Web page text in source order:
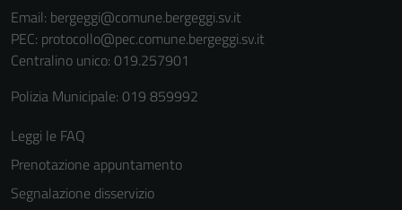
Email: bergeggi@comune.bergeggi.sv.it
PEC: protocollo@pec.comune.bergeggi.sv.it
Centralino unico: 019.257901
Polizia Municipale: 019 859992
Leggi le FAQ
Prenotazione appuntamento
Segnalazione disservizio